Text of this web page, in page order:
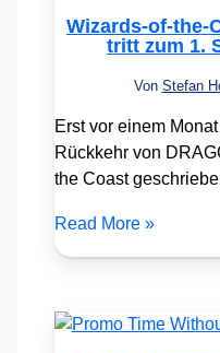
Wizards-of-the-
tritt zum 1.
Von Stefan
Erst vor einem
Rückkehr von
the Coast
Read More »